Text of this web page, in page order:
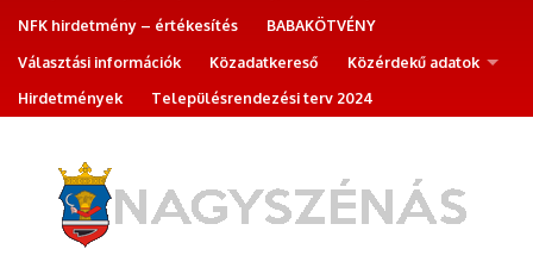
NFK hirdetmény – értékesítés
BABAKÖTVÉNY
Választási információk
Közadatkereső
Közérdekű adatok
Hirdetmények
Településrendezési terv 2024